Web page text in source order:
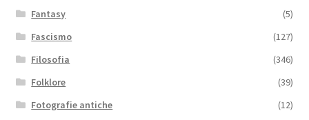
Fantasy
(5)
Fascismo
(127)
Filosofia
(346)
Folklore
(39)
Fotografie antiche
(12)